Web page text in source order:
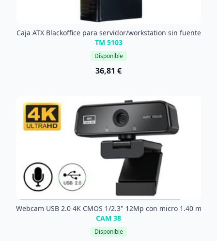
Caja ATX Blackoffice para servidor/workstation sin fuente
TM 5103
Disponible
36,81 €
Webcam USB 2.0 4K CMOS 1/2.3" 12Mp con micro 1.40 m
CAM 38
Disponible